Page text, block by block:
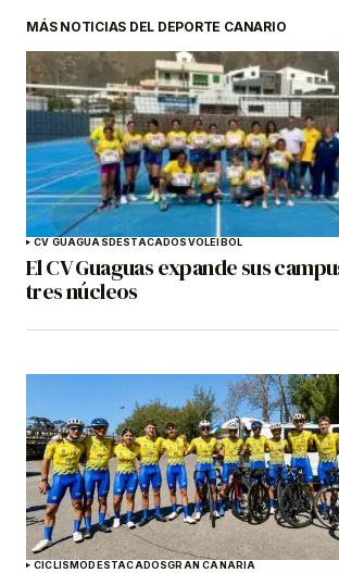
MÁS NOTICIAS DEL DEPORTE CANARIO
CV GUAGUASDESTACADOSVOLEIBOL
El CV Guaguas expande sus
tres núcleos
CICLISMODESTACADOSGRAN CANARIA